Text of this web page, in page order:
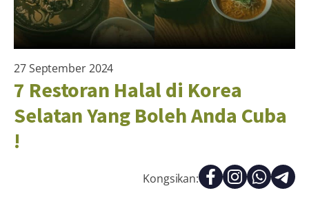
27 September 2024
7 Restoran Halal di Korea
Selatan Yang Boleh Anda Cuba
!
Kongsikan: